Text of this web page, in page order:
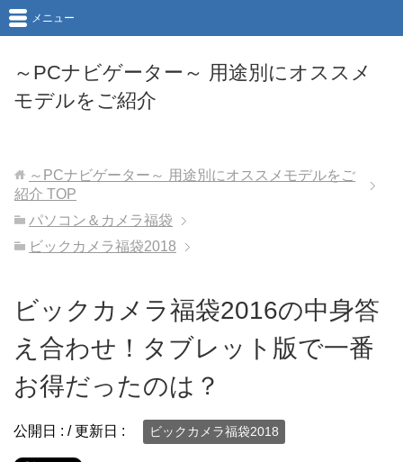
～PCナビゲーター～ 用途別にオススメ
モデルをご紹介
メニュー
～PCナビゲーター～ 用途別にオススメモデルをご
紹介 TOP
パソコン＆カメラ福袋
ビックカメラ福袋2018
ビックカメラ福袋2016の中身答
え合わせ！タブレット版で一番
お得だったのは？
公開日 : / 更新日 : ビックカメラ福袋2018